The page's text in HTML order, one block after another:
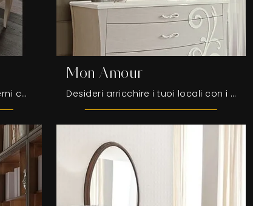
Desideri completare i tuoi interni con i Complementi Fasolin? Ti presentiamo differenti modelli di scrittoi in legno come Scrittoio Mon Amour.
Mon Amour
Desideri arricchire i tuoi locali con i Complementi Fasolin? Ti presentiamo differenti modelli di specchi in legno come Mon Amour.